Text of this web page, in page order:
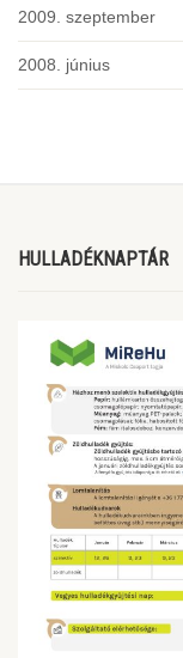
2009. szeptember
2008. június
HULLADÉKNAPTÁR